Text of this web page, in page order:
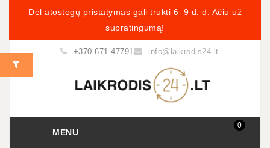
Dėl atostogų pristatymas gali trukti 6–9 d. d. Ačiū už
supratingumą!
+370 671 47791 info@laikrodis24.lt
0
MENU